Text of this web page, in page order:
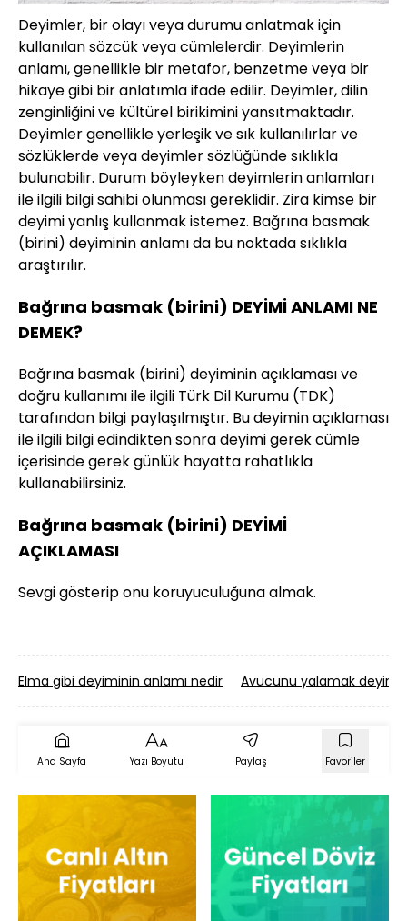
Deyimler, bir olayı veya durumu anlatmak için
kullanılan sözcük veya cümlelerdir. Deyimlerin
anlamı, genellikle bir metafor, benzetme veya bir
hikaye gibi bir anlatımla ifade edilir. Deyimler, dilin
zenginliğini ve kültürel birikimini yansıtmaktadır.
Deyimler genellikle yerleşik ve sık kullanılırlar ve
sözlüklerde veya deyimler sözlüğünde sıklıkla
bulunabilir. Durum böyleyken deyimlerin anlamları
ile ilgili bilgi sahibi olunması gereklidir. Zira kimse bir
deyimi yanlış kullanmak istemez. Bağrına basmak
(birini) deyiminin anlamı da bu noktada sıklıkla
araştırılır.
Bağrına basmak (birini) DEYİMİ ANLAMI NE
DEMEK?
Bağrına basmak (birini) deyiminin açıklaması ve
doğru kullanımı ile ilgili Türk Dil Kurumu (TDK)
tarafından bilgi paylaşılmıştır. Bu deyimin açıklaması
ile ilgili bilgi edindikten sonra deyimi gerek cümle
içerisinde gerek günlük hayatta rahatlıkla
kullanabilirsiniz.
Bağrına basmak (birini) DEYİMİ
AÇIKLAMASI
Sevgi gösterip onu koruyuculuğuna almak.
Elma gibi deyiminin anlamı nedir Avucunu yalamak
Ana Sayfa Yazı Boyutu Paylaş Favoriler